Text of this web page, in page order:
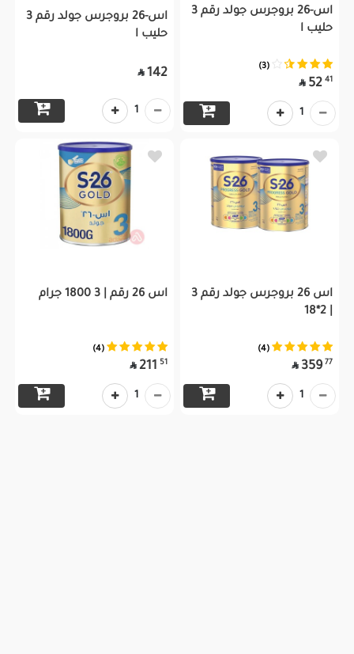
اس-26 بروجرس جولد رقم 3
حليب ا
(3)
41
52

1
اس-26 بروجرس جولد رقم 3
حليب ا
142

1
اس 26 بروجرس جولد رقم 3
(4)
77
359

1
اس 26 رقم | 3 1800 جرام
(4)
51
211

1